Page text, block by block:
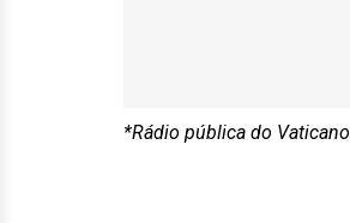
*Rádio pública do Vaticano